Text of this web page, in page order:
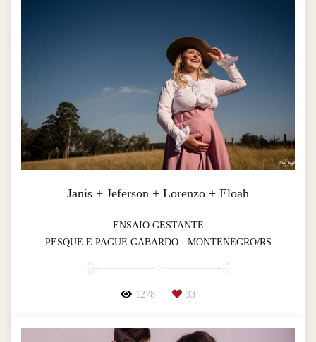
Janis + Jeferson + Lorenzo + Eloah
ENSAIO GESTANTE
PESQUE E PAGUE GABARDO - MONTENEGRO/RS
1278 33